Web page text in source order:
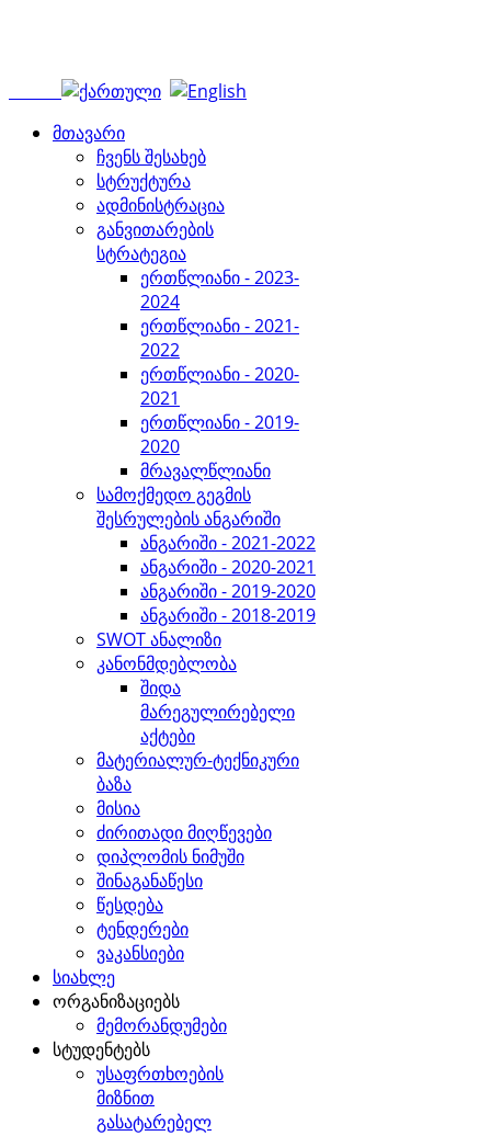
მთავარი
ჩვენს შესახებ
სტრუქტურა
ადმინისტრაცია
განვითარების
სტრატეგია
ერთწლიანი - 2023-
2024
ერთწლიანი - 2021-
2022
ერთწლიანი - 2020-
2021
ერთწლიანი - 2019-
2020
მრავალწლიანი
სამოქმედო გეგმის
შესრულების ანგარიში
ანგარიში - 2021-2022
ანგარიში - 2020-2021
ანგარიში - 2019-2020
ანგარიში - 2018-2019
SWOT ანალიზი
კანონმდებლობა
შიდა
მარეგულირებელი
აქტები
მატერიალურ-ტექნიკური
ბაზა
მისია
ძირითადი მიღწევები
დიპლომის ნიმუში
შინაგანაწესი
წესდება
ტენდერები
ვაკანსიები
სიახლე
ორგანიზაციებს
მემორანდუმები
სტუდენტებს
უსაფრთხოების
მიზნით
გასატარებელ